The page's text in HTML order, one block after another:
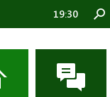
19:30